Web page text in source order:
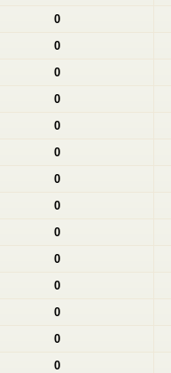
0
0
0
0
0
0
0
0
0
0
0
0
0
0